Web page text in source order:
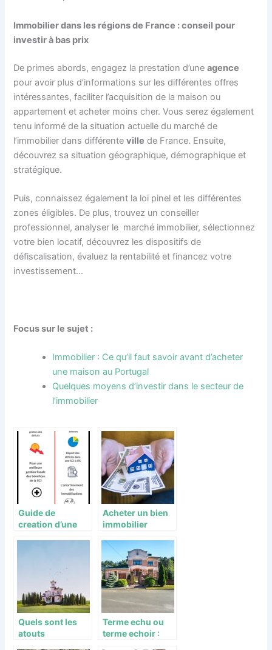
Immobilier dans les régions de France : conseil pour
investir à bas prix
De primes abords, engagez la prestation d’uneagence
pour avoir plus d’informations sur les différentes offres
intéressantes, faciliter l’acquisition de la maison ou
appartement et acheter moins cher. Vous serez également
tenu informé de la situation actuelle du marché de
l’immobilier dans différenteville de France. Ensuite,
découvrez sa situation géographique, démographique et
stratégique.
Puis, connaissez également la loi pinel et les différentes
zones éligibles. De plus, trouvez un conseiller
professionnel, analyser le marché immobilier, sélectionnez
votre bien locatif, découvrez les dispositifs de
défiscalisation, évaluez la rentabilité et financez votre
investissement…
Focus sur le sujet :
Immobilier : Ce qu’il faut savoir avant d’acheter
une maison au Portugal
Quelques moyens d’investir dans le secteur de
l’immobilier
Guide de
creation d’une
Acheter un bien
immobilier
possible ?
Quels sont les
atouts
Terme echu ou
terme echoir :